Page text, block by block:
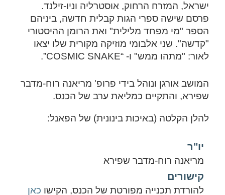
ישראל, המזרח הרחוק, אוסטרליה וניו-זילנד.
פרסם שישה ספרי הגות קבלית חדשה, ביניהם
הספר "מי מפחד מלילית" ואת הרומן ההיסטורי
"קדשה". שני אלבומי מוזיקה מקורית שלו יצאו
לאור: "מתהו ממש" ו- “COSMIC SNAKE”.
המושב אורגן ונוהל בידי פרופ' מריאנה רוח-מדבר
שפירא, והתקיים כמליאת ערב של הכנס.
להלן הקלטה (באיכות בינונית) של הפאנל:
יו"ר
מריאנה רוח-מדבר שפירא
קישורים
להורדת תכנייה מפורטת של הכנס, הקישו כאן